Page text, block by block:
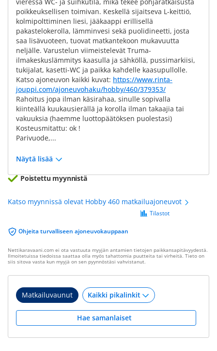
poikkeuksellisen toimivan. Keskellä sijaitseva L-keittiö,
kolmipolttiminen liesi, jääkaappi erillisellä
pakastelokerolla, lämminvesi sekä puolidineetti, josta
saa lisävuoteen, tuovat matkantekoon mukavuutta
neljälle. Varustelun viimeistelevät Truma-
ilmakeskuslämmitys kaasulla ja sähköllä, pussimarkiisi,
tukijalat, kasetti-WC ja paikka kahdelle kaasupullolle.
Katso ajoneuvon kaikki kuvat: https://www.rinta-
jouppi.com/ajoneuvohaku/hobby/460/379353/
Rahoitus jopa ilman käsirahaa, sinulle sopivalla
kiinteällä kuukausierällä ja korolla ilman takaajia tai
vakuuksia (haemme luottopäätöksen puolestasi)
Kosteusmitattu: ok !
Parivuode,...
Näytä lisää
Poistettu myynnistä
Katso myynnissä olevat Hobby 460 matkailuajoneuvot
Ohjeita turvalliseen ajoneuvokauppaan
Tilastot
Nettikaravaani.com ei ota vastuuta myyjän antamien tietojen paikkansapitävyydestä.
Ilmoitetuissa tiedoissa saattaa olla myös tahattomia puutteita tai virheitä. Tieto on
siis sitova vasta kun myyjä on sen pyynnöstäsi vahvistanut.
Matkailuvaunut
Hae samanlaiset